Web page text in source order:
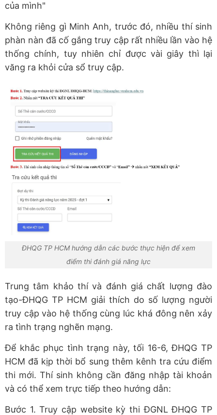
của mình"
Không riêng gì Minh Anh, trước đó, nhiều thí sinh
phàn nàn đã cố gắng truy cập rất nhiều lần vào hệ
thống chính, tuy nhiên chỉ được vài giây thì lại
văng ra khỏi cửa sổ truy cập.
ĐHQG TP HCM hướng dẫn các bước thực hiện để xem
điểm thi đánh giá năng lực
Trung tâm khảo thí và đánh giá chất lượng đào
tạo-ĐHQG TP HCM giải thích do số lượng người
truy cập vào hệ thống cùng lúc khá đông nên xảy
ra tình trạng nghẽn mạng.
Để khắc phục tình trạng này, tối 16-6, ĐHQG TP
HCM đã kịp thời bổ sung thêm kênh tra cứu điểm
thi mới. Thí sinh không cần đăng nhập tài khoản
và có thể xem trực tiếp theo hướng dẫn:
Bước 1. Truy cập website kỳ thi ĐGNL ĐHQG TP